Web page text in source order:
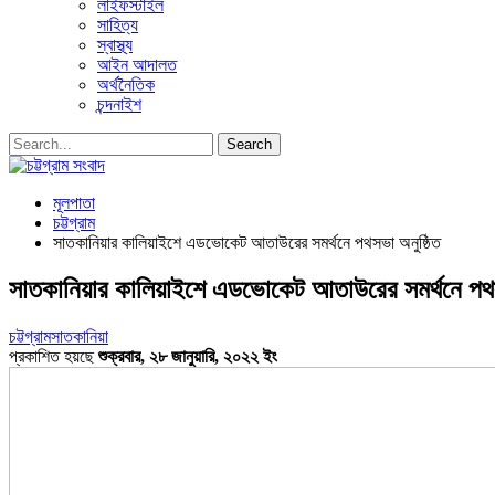
লাইফস্টাইল
সাহিত্য
স্বাস্থ্য
আইন আদালত
অর্থনৈতিক
চন্দনাইশ
মূলপাতা
চট্টগ্রাম
সাতকানিয়ার কালিয়াইশে এডভোকেট আতাউরের সমর্থনে পথসভা অনুষ্ঠিত
সাতকানিয়ার কালিয়াইশে এডভোকেট আতাউরের সমর্থনে
চট্টগ্রামসাতকানিয়া
প্রকাশিত হয়ছেশুক্রবার, ২৮ জানুয়ারি, ২০২২ ইং